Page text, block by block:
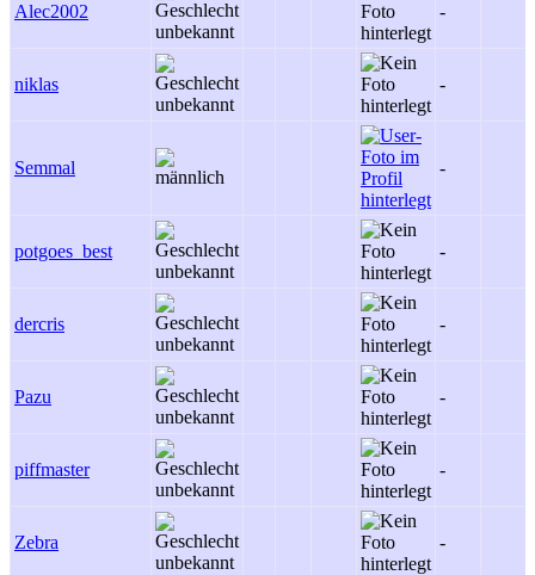
Alec2002 -
niklas -
Semmal -
potgoes_best -
dercris -
Pazu -
piffmaster -
Zebra -